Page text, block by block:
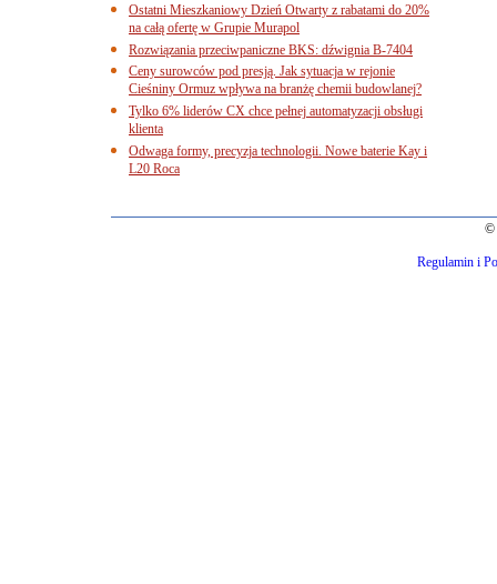
Ostatni Mieszkaniowy Dzień Otwarty z rabatami do 20%
na całą ofertę w Grupie Murapol
Rozwiązania przeciwpaniczne BKS: dźwignia B-7404
Ceny surowców pod presją. Jak sytuacja w rejonie
Cieśniny Ormuz wpływa na branżę chemii budowlanej?
Tylko 6% liderów CX chce pełnej automatyzacji obsługi
klienta
Odwaga formy, precyzja technologii. Nowe baterie Kay i
L20 Roca
©
Regulamin i